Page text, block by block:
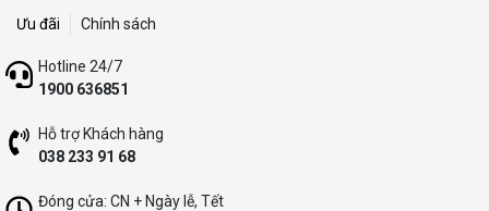
Ưu đãi Chính sách
Hotline 24/7
1900 636851
Hỗ trợ Khách hàng
038 233 91 68
Đóng cửa: CN + Ngày lễ, Tết